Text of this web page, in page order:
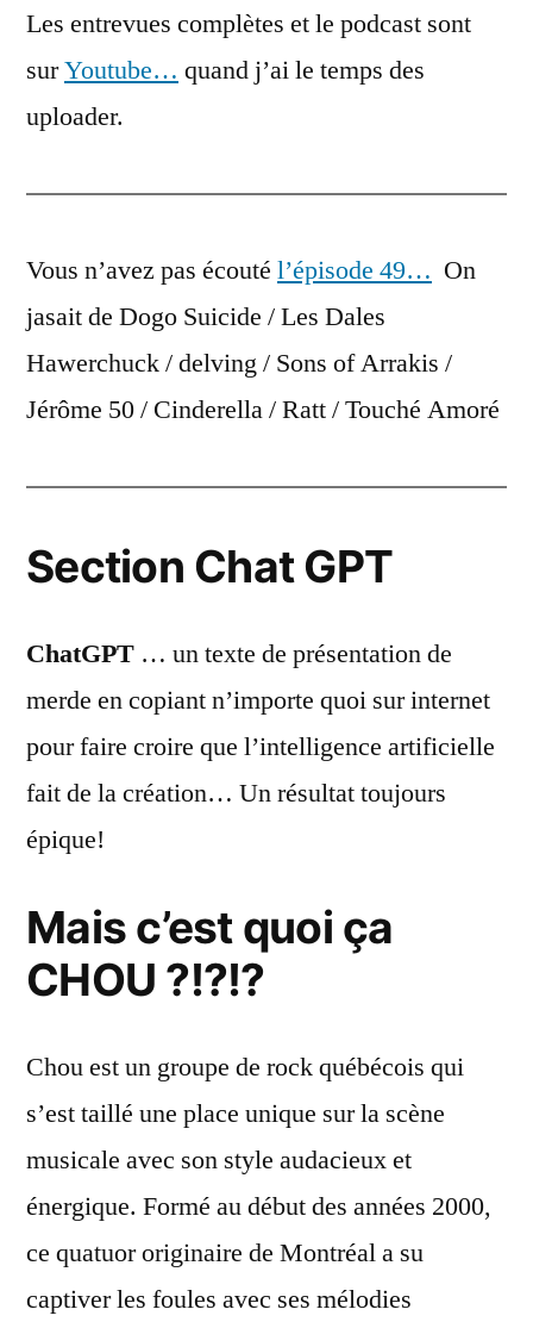
Les entrevues complètes et le podcast sont
surYoutube… quand j’ai le temps des
uploader.
Vous n’avez pas écouté l’épisode 49… On
jasait de Dogo Suicide / Les Dales
Hawerchuck / delving / Sons of Arrakis /
Jérôme 50 / Cinderella / Ratt / Touché Amoré
Section Chat GPT
ChatGPT … un texte de présentation de
merde en copiant n’importe quoi sur internet
pour faire croire que l’intelligence artificielle
fait de la création… Un résultat toujours
épique!
Mais c’est quoi ça
CHOU ?!?!?
Chou est un groupe de rock québécois qui
s’est taillé une place unique sur la scène
musicale avec son style audacieux et
énergique. Formé au début des années 2000,
ce quatuor originaire de Montréal a su
captiver les foules avec ses mélodies